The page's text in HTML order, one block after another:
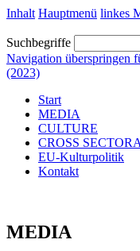
Inhalt Hauptmenü linkes
Suchbegriffe
Navigation überspringen
(2023)
Start
MEDIA
CULTURE
CROSS
EU-Kulturpolitik
Kontakt
MEDIA